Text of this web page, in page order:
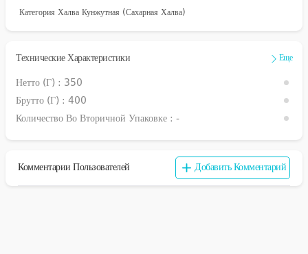
Категория Халва Кунжутная (сахарная Халва)
Технические Характеристики Еще
Нетто (г) : 350
Брутто (г) : 400
Количество Во Вторичной Упаковке : -
Комментарии Пользователей Добавить Комментарий